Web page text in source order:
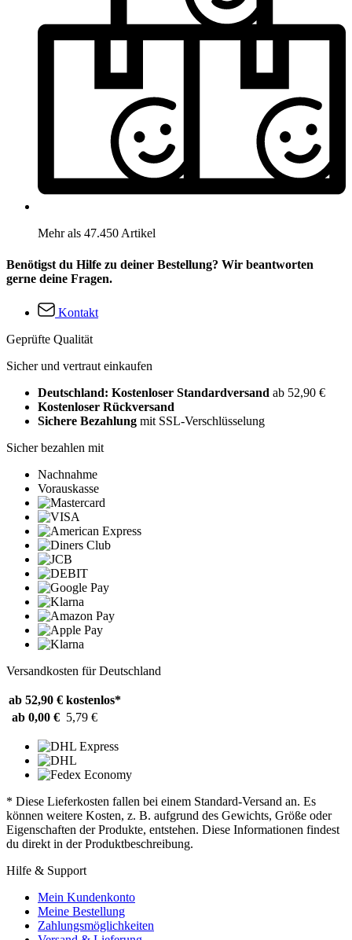
Mehr als 47.450 Artikel
Benötigst du Hilfe zu deiner Bestellung? Wir beantworten
gerne deine Fragen.
Kontakt
Geprüfte Qualität
Sicher und vertraut einkaufen
Deutschland: Kostenloser Standardversand ab 52,90 €
Kostenloser Rückversand
Sichere Bezahlung mit SSL-Verschlüsselung
Sicher bezahlen mit
Nachnahme
Vorauskasse
Versandkosten für Deutschland
ab 52,90 € kostenlos*
ab 0,00 € 5,79 €
* Diese Lieferkosten fallen bei einem Standard-Versand an. Es
können weitere Kosten, z. B. aufgrund des Gewichts, Größe oder
Eigenschaften der Produkte, entstehen. Diese Informationen findest
du direkt in der Produktbeschreibung.
Hilfe & Support
Mein Kundenkonto
Meine Bestellung
Zahlungsmöglichkeiten